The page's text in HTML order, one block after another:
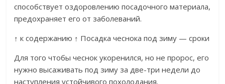
способствует оздоровлению посадочного материала,
предохраняет его от заболеваний.
↑ к содержанию ↑ Посадка чеснока под зиму — сроки
Для того чтобы чеснок укоренился, но не пророс, его
нужно высаживать под зиму за две-три недели до
наступления устойчивого похолодания.